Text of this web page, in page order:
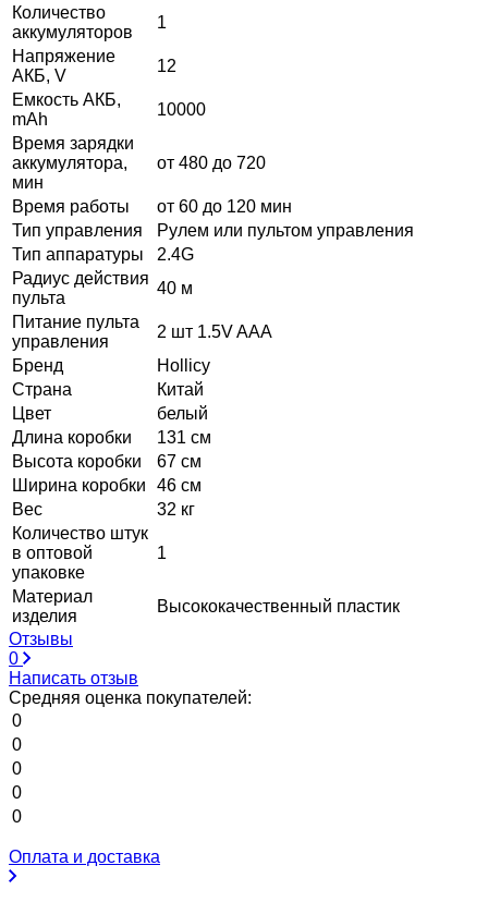
Количество
аккумуляторов
1
Напряжение
АКБ, V
12
Емкость АКБ,
mAh
10000
Время зарядки
аккумулятора,
мин
от 480 до 720
Время работы
от 60 до 120 мин
Тип управления
Рулем или пультом управления
Тип аппаратуры
2.4G
Радиус действия
пульта
40 м
Питание пульта
управления
2 шт 1.5V AAA
Бренд
Hollicy
Страна
Китай
Цвет
белый
Длина коробки
131 см
Высота коробки
67 см
Ширина коробки
46 см
Вес
32 кг
Количество штук
в оптовой
упаковке
1
Материал
изделия
Высококачественный пластик
Отзывы
0
Написать отзыв
Средняя оценка покупателей:
0
0
0
0
0
Оплата и доставка